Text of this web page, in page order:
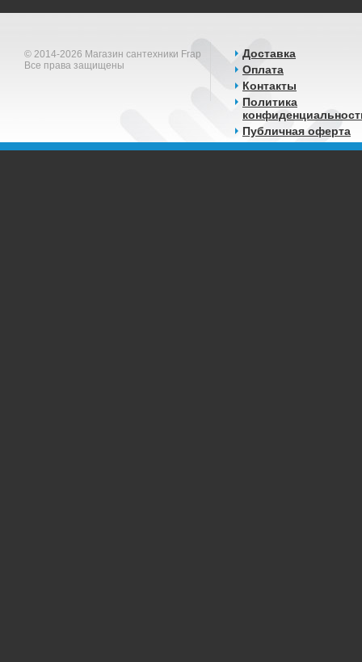
© 2014-2026 Магазин сантехники Frap
Все права защищены
Доставка
Оплата
Контакты
Политика
Публичная оферта